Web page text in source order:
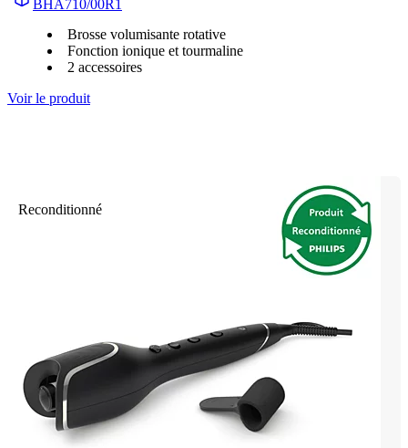
BHA710/00R1
Brosse volumisante rotative
Fonction ionique et tourmaline
2 accessoires
Voir le produit
Reconditionné